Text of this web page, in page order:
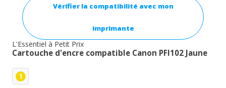
Vérifier la compatibilité avec mon
imprimante
L'Essentiel à Petit Prix
Cartouche d'encre compatible Canon PFI102 Jaune
1